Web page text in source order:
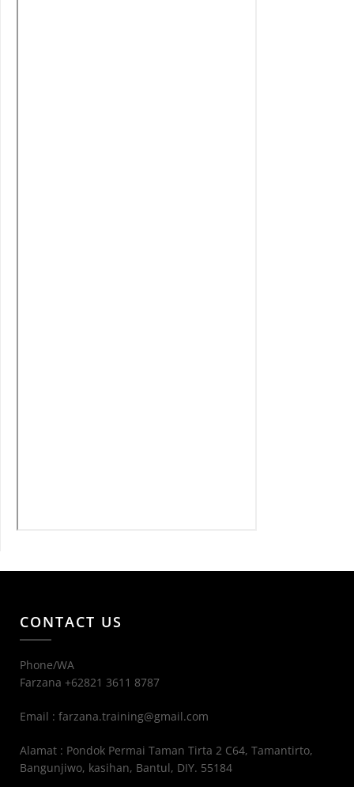
CONTACT US
Phone/WA
Farzana +62821 3611 8787
Email : farzana.training@gmail.com
Alamat : Pondok Permai Taman Tirta 2 C64, Tamantirto,
Bangunjiwo, kasihan, Bantul, DIY. 55184